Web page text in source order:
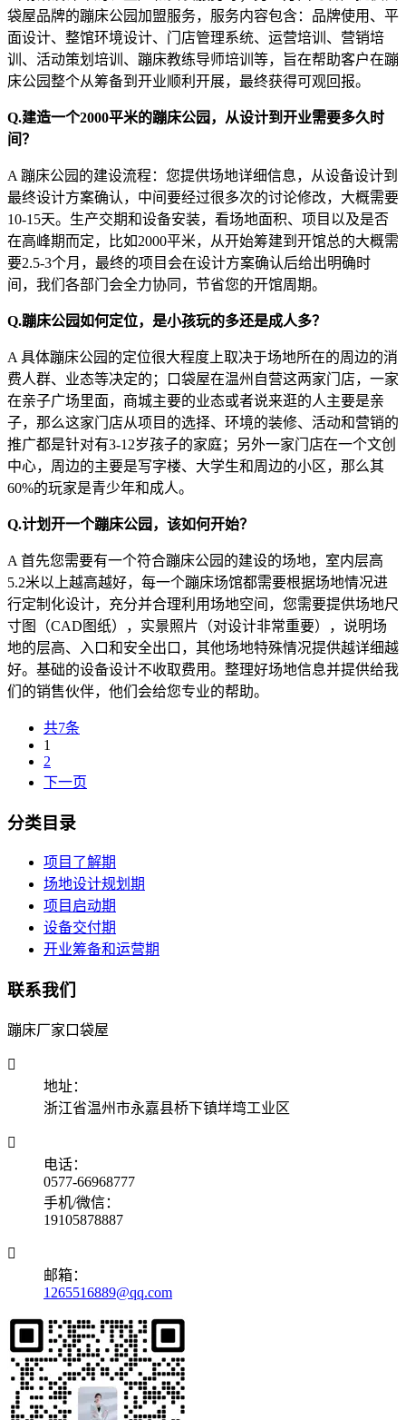
袋屋品牌的蹦床公园加盟服务，服务内容包含：品牌使用、平
面设计、整馆环境设计、门店管理系统、运营培训、营销培
训、活动策划培训、蹦床教练导师培训等，旨在帮助客户在蹦
床公园整个从筹备到开业顺利开展，最终获得可观回报。
Q.建造一个2000平米的蹦床公园，从设计到开业需要多久时
间？
A 蹦床公园的建设流程：您提供场地详细信息，从设备设计到
最终设计方案确认，中间要经过很多次的讨论修改，大概需要
10-15天。生产交期和设备安装，看场地面积、项目以及是否
在高峰期而定，比如2000平米，从开始筹建到开馆总的大概需
要2.5-3个月，最终的项目会在设计方案确认后给出明确时
间，我们各部门会全力协同，节省您的开馆周期。
Q.蹦床公园如何定位，是小孩玩的多还是成人多？
A 具体蹦床公园的定位很大程度上取决于场地所在的周边的消
费人群、业态等决定的；口袋屋在温州自营这两家门店，一家
在亲子广场里面，商城主要的业态或者说来逛的人主要是亲
子，那么这家门店从项目的选择、环境的装修、活动和营销的
推广都是针对有3-12岁孩子的家庭；另外一家门店在一个文创
中心，周边的主要是写字楼、大学生和周边的小区，那么其
60%的玩家是青少年和成人。
Q.计划开一个蹦床公园，该如何开始？
A 首先您需要有一个符合蹦床公园的建设的场地，室内层高
5.2米以上越高越好，每一个蹦床场馆都需要根据场地情况进
行定制化设计，充分并合理利用场地空间，您需要提供场地尺
寸图（CAD图纸），实景照片（对设计非常重要），说明场
地的层高、入口和安全出口，其他场地特殊情况提供越详细越
好。基础的设备设计不收取费用。整理好场地信息并提供给我
们的销售伙伴，他们会给您专业的帮助。
共7条
1
2
下一页
分类目录
项目了解期
场地设计规划期
项目启动期
设备交付期
开业筹备和运营期
联系我们
蹦床厂家口袋屋

地址：
浙江省温州市永嘉县桥下镇垟塆工业区

电话：
0577-66968777
手机/微信：
19105878887

邮箱：
1265516889@qq.com